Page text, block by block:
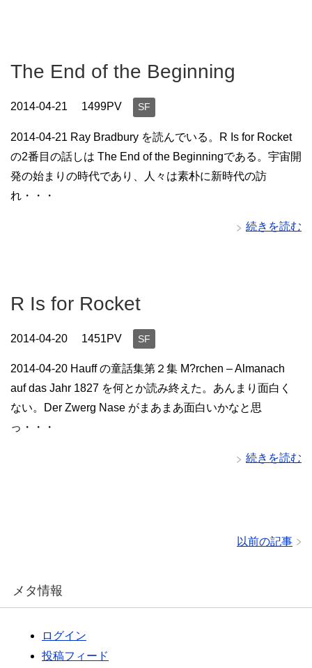
The End of the Beginning
2014-04-21 1499PV SF
2014-04-21 Ray Bradbury を読んでいる。R Is for Rocket
の2番目の話しは The End of the Beginningである。宇宙開
発の始まりの時代であり、人々は素朴に新時代の訪
れ・・・
続きを読む
R Is for Rocket
2014-04-20 1451PV SF
2014-04-20 Hauff の童話集第２集 M?rchen – Almanach
auf das Jahr 1827 を何とか読み終えた。あんまり面白く
ない。Der Zwerg Nase がまあまあ面白いかなと思
っ・・・
続きを読む
以前の記事
メタ情報
ログイン
投稿フィード